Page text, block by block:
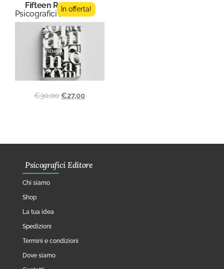
Fifteen Roma
Psicografici Editore
In offerta!
€30,00 €27,00
Psicografici Editore
Chi siamo
Shop
La tua idea
Spedizioni
Termini e condizioni
Dove siamo